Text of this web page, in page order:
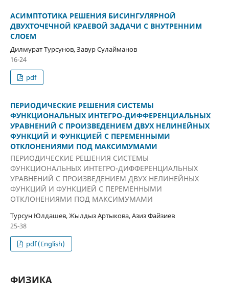
АСИМПТОТИКА РЕШЕНИЯ БИСИНГУЛЯРНОЙ
ДВУХТОЧЕЧНОЙ КРАЕВОЙ ЗАДАЧИ С ВНУТРЕННИМ
СЛОЕМ
Дилмурат Турсунов, Завур Сулайманов
16-24
pdf
ПЕРИОДИЧЕСКИЕ РЕШЕНИЯ СИСТЕМЫ
ФУНКЦИОНАЛЬНЫХ ИНТЕГРО-ДИФФЕРЕНЦИАЛЬНЫХ
УРАВНЕНИЙ С ПРОИЗВЕДЕНИЕМ ДВУХ НЕЛИНЕЙНЫХ
ФУНКЦИЙ И ФУНКЦИЕЙ С ПЕРЕМЕННЫМИ
ОТКЛОНЕНИЯМИ ПОД МАКСИМУМАМИ
ПЕРИОДИЧЕСКИЕ РЕШЕНИЯ СИСТЕМЫ
ФУНКЦИОНАЛЬНЫХ ИНТЕГРО-ДИФФЕРЕНЦИАЛЬНЫХ
УРАВНЕНИЙ С ПРОИЗВЕДЕНИЕМ ДВУХ НЕЛИНЕЙНЫХ
ФУНКЦИЙ И ФУНКЦИЕЙ С ПЕРЕМЕННЫМИ
ОТКЛОНЕНИЯМИ ПОД МАКСИМУМАМИ
Турсун Юлдашев, Жылдыз Артыкова, Азиз Файзиев
25-38
pdf (English)
ФИЗИКА